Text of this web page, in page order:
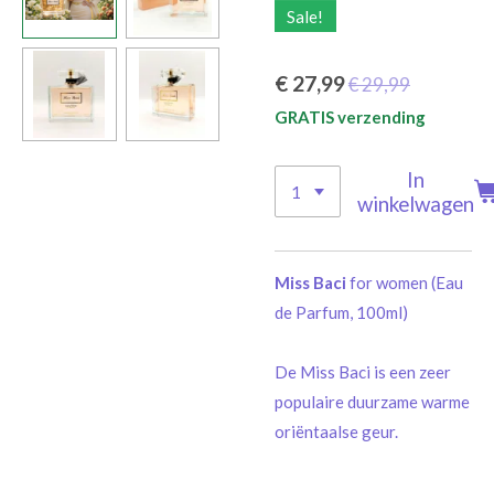
Sale!
€ 27,99€ 29,99
GRATIS verzending
In
winkelwagen
Miss Baci for women (Eau
de Parfum, 100ml)
De Miss Baci is een zeer
populaire duurzame warme
oriëntaalse geur.